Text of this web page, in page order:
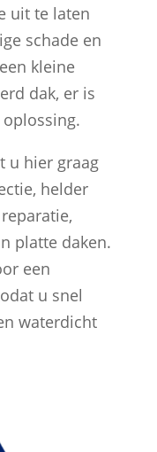
uit te laten
schade en
kleine
dak, er is
u hier graag
helder
platte daken.
een
u snel
waterdicht